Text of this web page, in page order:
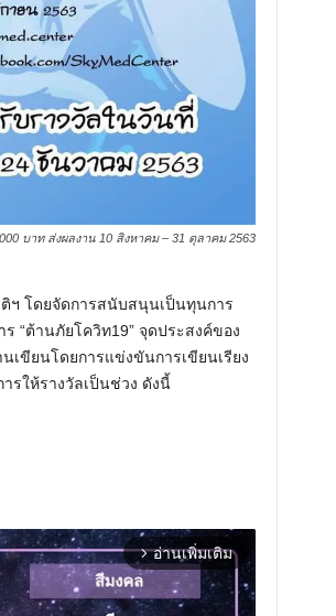
บาท ส่งผลงาน 10 สิงหาคม – 31 ตุลาคม 2563
ติฯ โดยจัดการสนับสนุนเป็นทุนการ
“ต้านภัยโควิท19” จุดประสงค์ของ
เขียนโดยการแข่งขันการเขียนเรียง
รให้รางวัลเป็นช่วง ดังนี้
arrow_forward_ios อ่านเพิ่มเติม